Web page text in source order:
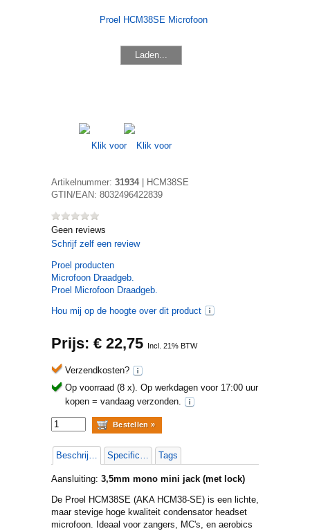
Laden...
Artikelnummer: 31934|
HCM38SE
GTIN/EAN: 8032496422839
Geen reviews
Schrijf zelf een review
Proel producten
Microfoon Draadgeb.
Proel Microfoon Draadgeb.
Hou mij op de hoogte over dit product
Prijs: € 22,75 Incl. 21% BTW
Verzendkosten?
Op voorraad (8 x). Op werkdagen voor 17:00 uur
kopen = vandaag verzonden.
Beschrijving Specificaties Tags
Aansluiting: 3,5mm mono mini jack (met lock)
De Proel HCM38SE (AKA HCM38-SE) is een lichte,
maar stevige hoge kwaliteit condensator headset
microfoon. Ideaal voor zangers, MC's, en aerobics